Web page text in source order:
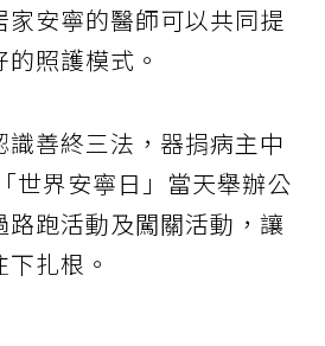
家安寧的醫師可以共同提
照護模式。
善終三法，器捐病主中
世界安寧日」當天舉辦公
跑活動及闖關活動，讓
扎根。